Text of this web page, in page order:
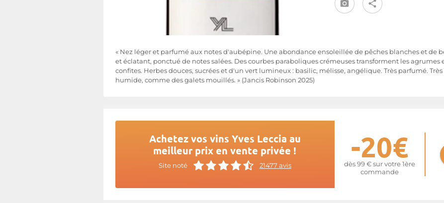
« Nez léger et parfumé aux notes d'aubépine. Une abondance ensoleillée de pêches blanches et de
et éclatant, ponctué de notes salées. Des courbes paraboliques crémeuses transforment les agrumes
confites. Herbes douces, sucrées et d'un vert lumineux : basilic, mélisse, angélique. Très parfumé.
humide, comme des galets mouillés. » (Jancis Robinson 2025)
Achetez vos vins Yves Leccia au
meilleur prix en vente privée !
Site noté 21477 avis
-20€
dès 99 € sur votre 1ère
commande